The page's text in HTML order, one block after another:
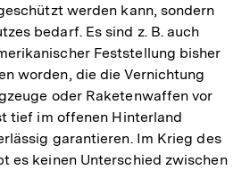
werden kann, sondern
bedarf. Es sind z. B. auch
Feststellung bisher
worden, die die Vernichtung
oder Raketenwaffen vor
tief im offenen Hinterland
garantieren. Im Krieg des
es keinen Unterschied zwischen